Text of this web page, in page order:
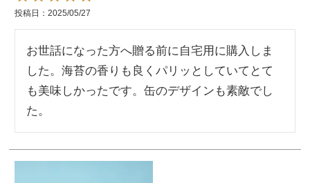
投稿日 2025/05/27
お世話になった方へ贈る前に自宅用に購入しま
した。海苔の香りも良くパリッとしていてとて
も美味しかったです。缶のデザインも素敵でし
た。